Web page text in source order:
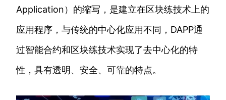
Application）的缩写，是建立在区块练技术上的
应用程序，与传统的中心化应用不同，DAPP通
过智能合约和区块练技术实现了去中心化的特
性，具有透明、安全、可靠的特点。